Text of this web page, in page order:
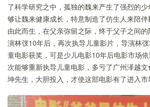
了科学研究之中，孤独的魏来产生了强烈的
够让魏来健康成长，特意制造了仿生人来陪
由此而生，在父亲弥留之际，终于父子之间
演林弢10年后，再次执导儿童影片，导演林
童电影获奖，可是少儿电影10年后电影市场
次能够重新执导儿童电影，多亏了广州泽越
坤先生，大胆投入，才使这部电影有了进入市